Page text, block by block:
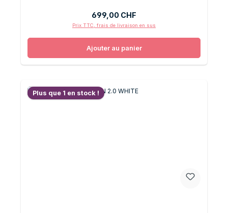
Prix régulier :
699,00 CHF
Prix TTC, frais de livraison en sus
Ajouter au panier
Plus que 1 en stock !